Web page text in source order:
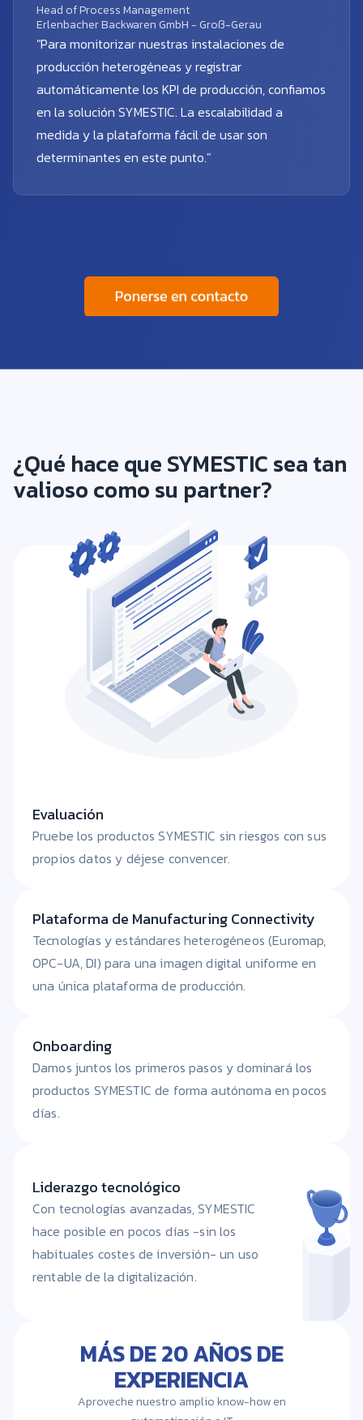
Head of Process Management
Erlenbacher Backwaren GmbH - Groß-Gerau
"Para monitorizar nuestras instalaciones de
producción heterogéneas y registrar
automáticamente los KPI de producción, confiamos
en la solución SYMESTIC. La escalabilidad a
medida y la plataforma fácil de usar son
determinantes en este punto."
¿Qué hace que SYMESTIC sea tan
valioso como su partner?
Evaluación
Pruebe los productos SYMESTIC sin riesgos con sus
propios datos y déjese convencer.
Plataforma de Manufacturing Connectivity
Tecnologías y estándares heterogéneos (Euromap,
OPC-UA, DI) para una imagen digital uniforme en
una única plataforma de producción.
Onboarding
Damos juntos los primeros pasos y dominará los
productos SYMESTIC de forma autónoma en pocos
días.
Liderazgo tecnológico
Con tecnologías avanzadas, SYMESTIC
hace posible en pocos días -sin los
habituales costes de inversión- un uso
rentable de la digitalización.
MÁS DE 20 AÑOS DE
EXPERIENCIA
Aproveche nuestro amplio know-how en